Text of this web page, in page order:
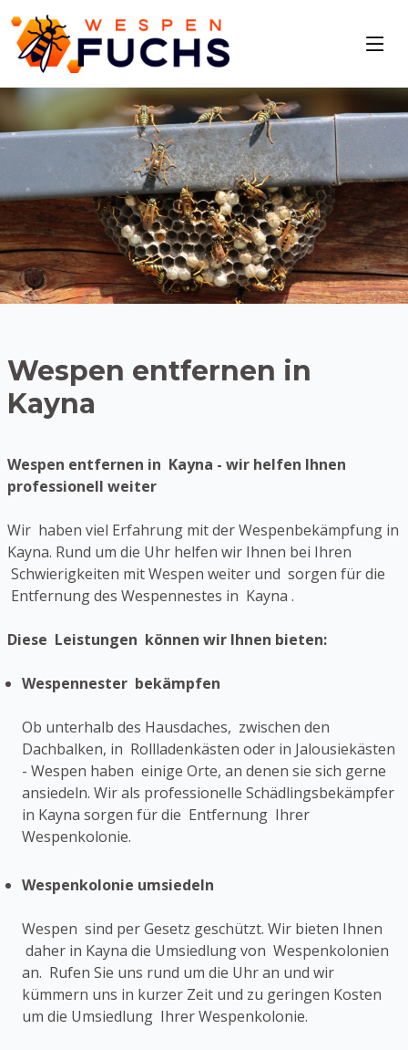
Wespen entfernen in
Kayna
Wespen entfernen in Kayna - wir helfen Ihnen
professionell weiter
Wir haben viel Erfahrung mit der Wespenbekämpfung in
Kayna. Rund um die Uhr helfen wir Ihnen bei Ihren
Schwierigkeiten mit Wespen weiter und sorgen für die
Entfernung des Wespennestes in Kayna .
Diese Leistungen können wir Ihnen bieten:
Wespennester bekämpfen
Ob unterhalb des Hausdaches, zwischen den
Dachbalken, in Rollladenkästen oder in Jalousiekästen
- Wespen haben einige Orte, an denen sie sich gerne
ansiedeln. Wir als professionelle Schädlingsbekämpfer
in Kayna sorgen für die Entfernung Ihrer
Wespenkolonie.
Wespenkolonie umsiedeln
Wespen sind per Gesetz geschützt. Wir bieten Ihnen
daher in Kayna die Umsiedlung von Wespenkolonien
an. Rufen Sie uns rund um die Uhr an und wir
kümmern uns in kurzer Zeit und zu geringen Kosten
um die Umsiedlung Ihrer Wespenkolonie.